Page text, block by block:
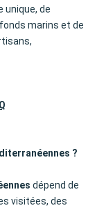
unique, de
marins et de
?
dépend de
visitées, des